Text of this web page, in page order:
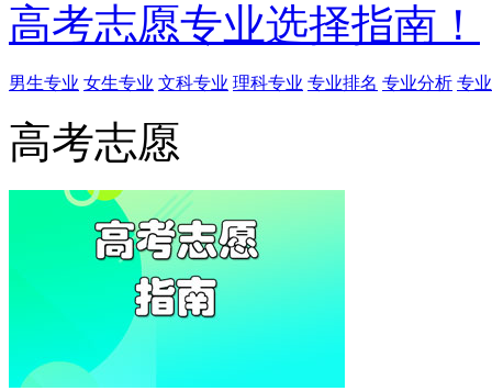
高考志愿专业选择指南！
男生专业 女生专业 文科专业 理科专业 专业排名 专业分析 专
高考志愿